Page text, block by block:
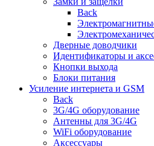
Back
Дверные доводчики
Идентификаторы и
Кнопки выхода
Блоки питания
Усиление интернета и GSM
Back
3G/4G оборудование
Антенны для 3G/4G
WiFi оборудование
Аксессуары